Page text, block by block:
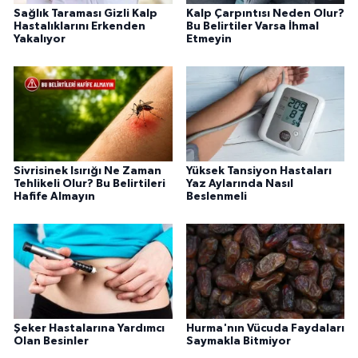
Sağlık Taraması Gizli Kalp
Hastalıklarını Erkenden
Yakalıyor
Kalp Çarpıntısı Neden Olur?
Bu Belirtiler Varsa İhmal
Etmeyin
Sivrisinek Isırığı Ne Zaman
Tehlikeli Olur? Bu Belirtileri
Hafife Almayın
Yüksek Tansiyon Hastaları
Yaz Aylarında Nasıl
Beslenmeli
Şeker Hastalarına Yardımcı
Olan Besinler
Hurma'nın Vücuda Faydaları
Saymakla Bitmiyor